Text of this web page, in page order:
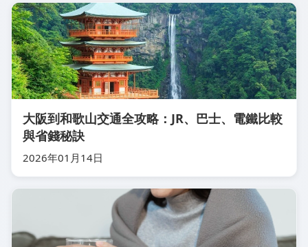
大阪到和歌山交通全攻略：JR、巴士、電鐵比較
與省錢秘訣
2026年01月14日